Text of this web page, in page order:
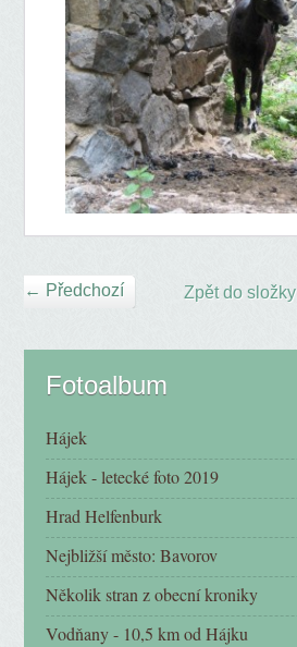
← Předchozí Zpět do složky
Fotoalbum
Hájek
Hájek - letecké foto 2019
Hrad Helfenburk
Nejbližší město: Bavorov
Několik stran z obecní kroniky
Vodňany - 10,5 km od Hájku